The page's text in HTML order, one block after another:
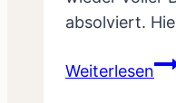
absolviert.
Weiterlesen